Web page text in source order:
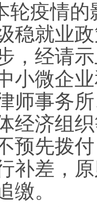
疫情的
稳就业
，经请
小微企
师事务
经济组
预先拨
补差，
缴。